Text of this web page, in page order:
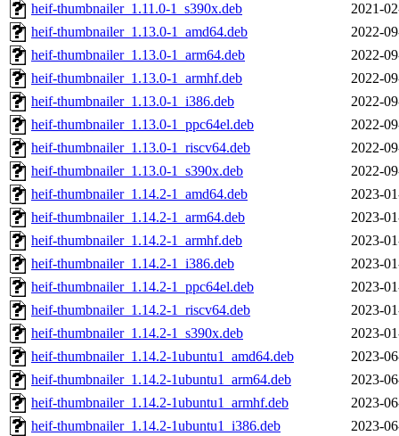
heif-thumbnailer_1.11.0-1_s390x.deb
2021-
heif-thumbnailer_1.13.0-1_amd64.deb
2022-
heif-thumbnailer_1.13.0-1_arm64.deb
2022-
heif-thumbnailer_1.13.0-1_armhf.deb
2022-
heif-thumbnailer_1.13.0-1_i386.deb
2022-
heif-thumbnailer_1.13.0-1_ppc64el.deb
2022-
heif-thumbnailer_1.13.0-1_riscv64.deb
2022-
heif-thumbnailer_1.13.0-1_s390x.deb
2022-
heif-thumbnailer_1.14.2-1_amd64.deb
2023-
heif-thumbnailer_1.14.2-1_arm64.deb
2023-
heif-thumbnailer_1.14.2-1_armhf.deb
2023-
heif-thumbnailer_1.14.2-1_i386.deb
2023-
heif-thumbnailer_1.14.2-1_ppc64el.deb
2023-
heif-thumbnailer_1.14.2-1_riscv64.deb
2023-
heif-thumbnailer_1.14.2-1_s390x.deb
2023-
heif-thumbnailer_1.14.2-1ubuntu1_amd64.deb
2023-
heif-thumbnailer_1.14.2-1ubuntu1_arm64.deb
2023-
heif-thumbnailer_1.14.2-1ubuntu1_armhf.deb
2023-
heif-thumbnailer_1.14.2-1ubuntu1_i386.deb
2023-